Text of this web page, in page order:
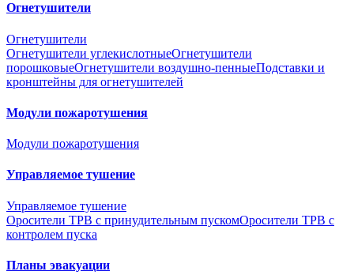
Огнетушители
Огнетушители
Огнетушители углекислотныеОгнетушители
порошковыеОгнетушители воздушно-пенныеПодставки и
кронштейны для огнетушителей
Модули пожаротушения
Модули пожаротушения
Управляемое тушение
Управляемое тушение
Оросители ТРВ с принудительным пускомОросители ТРВ с
контролем пуска
Планы эвакуации